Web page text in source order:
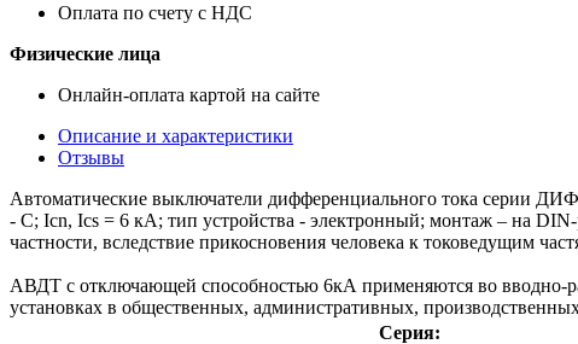
Оплата по счету с НДС
Физические лица
Онлайн-оплата картой на сайте
Описание и характеристики
Отзывы
Автоматические выключатели дифференциального тока серии
- С; Icn, Ics = 6 кА; тип устройства - электронный; монтаж – на
частности, вследствие прикосновения человека к токоведущим
АВДТ с отключающей способностью 6кА применяются во вводно-
установках в общественных, административных,
Серия: